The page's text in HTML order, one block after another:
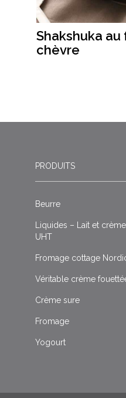
Shakshuka
chèvre
PRODUITS
Beurre
Liquides – Lait et crème
UHT
Fromage cottage
Véritable crème
Crème sure
Fromage
Yogourt